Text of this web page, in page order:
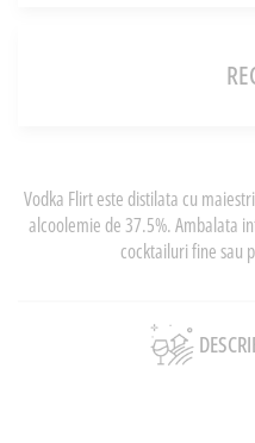
Vodka Flirt este distilata cu
alcoolemie de 37.5%. Ambalata
cocktailuri fine sau